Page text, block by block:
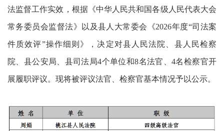
法监督工作实效，根据《中华人民共和国各级人民代表大会
常务委员会监督法》以及县人大常委会《2026年度“司法案
件质效评”操作细则》，决定对县人民法院、县人民检察
院、县公安局、县司法局4个单位和8名法官、4名检察官开
展履职评议。现将被评议法官、检察官基本情况予以公示。